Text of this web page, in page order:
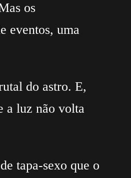
os
eventos, uma
do astro. E,
a luz não volta
tapa-sexo que o